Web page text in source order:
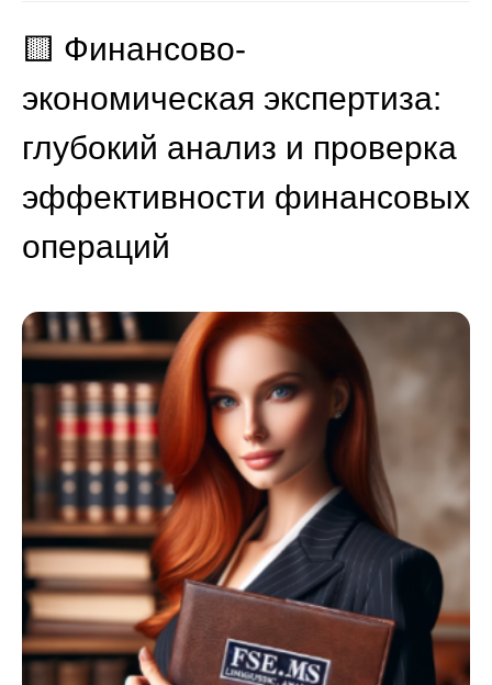
🟨 Финансово-
экономическая экспертиза:
глубокий анализ и проверка
эффективности финансовых
операций